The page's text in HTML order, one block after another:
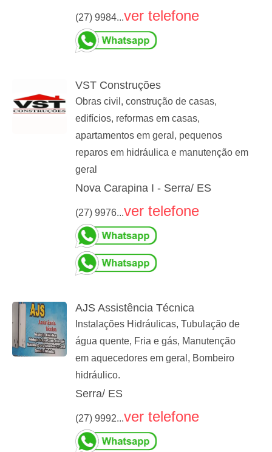
(27) 9984...ver telefone
VST Construções
Obras civil, construção de casas,
edifícios, reformas em casas,
apartamentos em geral, pequenos
reparos em hidráulica e manutenção em
geral
Nova Carapina I - Serra/ ES
(27) 9976...ver telefone
AJS Assistência Técnica
Instalações Hidráulicas, Tubulação de
água quente, Fria e gás, Manutenção
em aquecedores em geral, Bombeiro
hidráulico.
Serra/ ES
(27) 9992...ver telefone